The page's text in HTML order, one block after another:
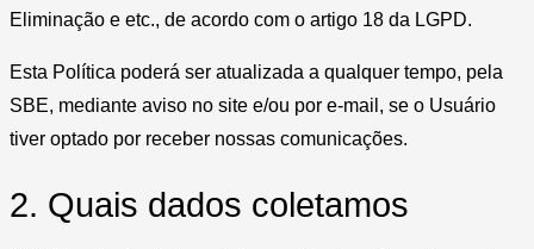
Eliminação e etc., de acordo com o artigo 18 da LGPD.
Esta Política poderá ser atualizada a qualquer tempo, pela
SBE, mediante aviso no site e/ou por e-mail, se o Usuário
tiver optado por receber nossas comunicações.
2. Quais dados coletamos